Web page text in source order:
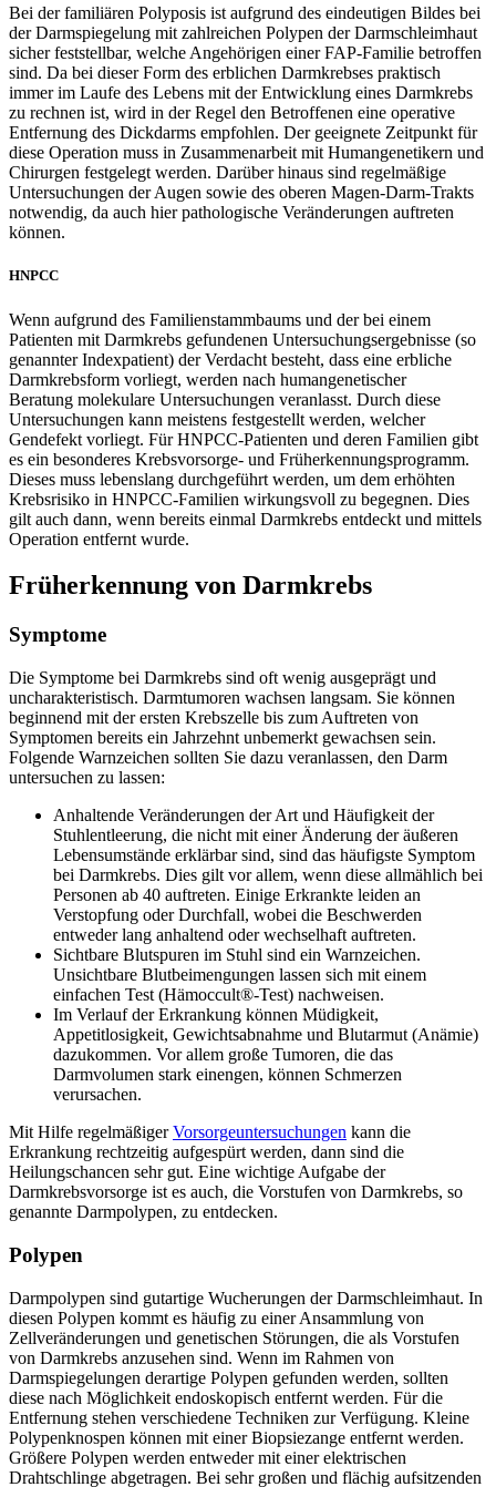
Bei der familiären Polyposis ist aufgrund des eindeutigen Bildes bei
der Darmspiegelung mit zahlreichen Polypen der Darmschleimhaut
sicher feststellbar, welche Angehörigen einer FAP-Familie betroffen
sind. Da bei dieser Form des erblichen Darmkrebses praktisch
immer im Laufe des Lebens mit der Entwicklung eines Darmkrebs
zu rechnen ist, wird in der Regel den Betroffenen eine operative
Entfernung des Dickdarms empfohlen. Der geeignete Zeitpunkt für
diese Operation muss in Zusammenarbeit mit Humangenetikern und
Chirurgen festgelegt werden. Darüber hinaus sind regelmäßige
Untersuchungen der Augen sowie des oberen Magen-Darm-Trakts
notwendig, da auch hier pathologische Veränderungen auftreten
können.
HNPCC
Wenn aufgrund des Familienstammbaums und der bei einem
Patienten mit Darmkrebs gefundenen Untersuchungsergebnisse (so
genannter Indexpatient) der Verdacht besteht, dass eine erbliche
Darmkrebsform vorliegt, werden nach humangenetischer
Beratung molekulare Untersuchungen veranlasst. Durch diese
Untersuchungen kann meistens festgestellt werden, welcher
Gendefekt vorliegt. Für HNPCC-Patienten und deren Familien gibt
es ein besonderes Krebsvorsorge- und Früherkennungsprogramm.
Dieses muss lebenslang durchgeführt werden, um dem erhöhten
Krebsrisiko in HNPCC-Familien wirkungsvoll zu begegnen. Dies
gilt auch dann, wenn bereits einmal Darmkrebs entdeckt und mittels
Operation entfernt wurde.
Früherkennung von Darmkrebs
Symptome
Die Symptome bei Darmkrebs sind oft wenig ausgeprägt und
uncharakteristisch. Darmtumoren wachsen langsam. Sie können
beginnend mit der ersten Krebszelle bis zum Auftreten von
Symptomen bereits ein Jahrzehnt unbemerkt gewachsen sein.
Folgende Warnzeichen sollten Sie dazu veranlassen, den Darm
untersuchen zu lassen:
Anhaltende Veränderungen der Art und Häufigkeit der
Stuhlentleerung, die nicht mit einer Änderung der äußeren
Lebensumstände erklärbar sind, sind das häufigste Symptom
bei Darmkrebs. Dies gilt vor allem, wenn diese allmählich bei
Personen ab 40 auftreten. Einige Erkrankte leiden an
Verstopfung oder Durchfall, wobei die Beschwerden
entweder lang anhaltend oder wechselhaft auftreten.
Sichtbare Blutspuren im Stuhl sind ein Warnzeichen.
Unsichtbare Blutbeimengungen lassen sich mit einem
einfachen Test (Hämoccult®-Test) nachweisen.
Im Verlauf der Erkrankung können Müdigkeit,
Appetitlosigkeit, Gewichtsabnahme und Blutarmut (Anämie)
dazukommen. Vor allem große Tumoren, die das
Darmvolumen stark einengen, können Schmerzen
verursachen.
Mit Hilfe regelmäßigerVorsorgeuntersuchungen kann die
Erkrankung rechtzeitig aufgespürt werden, dann sind die
Heilungschancen sehr gut. Eine wichtige Aufgabe der
Darmkrebsvorsorge ist es auch, die Vorstufen von Darmkrebs, so
genannte Darmpolypen, zu entdecken.
Polypen
Darmpolypen sind gutartige Wucherungen der Darmschleimhaut. In
diesen Polypen kommt es häufig zu einer Ansammlung von
Zellveränderungen und genetischen Störungen, die als Vorstufen
von Darmkrebs anzusehen sind. Wenn im Rahmen von
Darmspiegelungen derartige Polypen gefunden werden, sollten
diese nach Möglichkeit endoskopisch entfernt werden. Für die
Entfernung stehen verschiedene Techniken zur Verfügung. Kleine
Polypenknospen können mit einer Biopsiezange entfernt werden.
Größere Polypen werden entweder mit einer elektrischen
Drahtschlinge abgetragen. Bei sehr großen und flächig aufsitzenden